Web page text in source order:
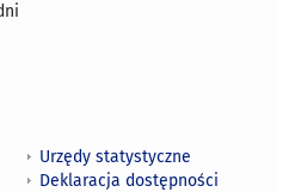
Urzędy statystyczne
Deklaracja dostępności